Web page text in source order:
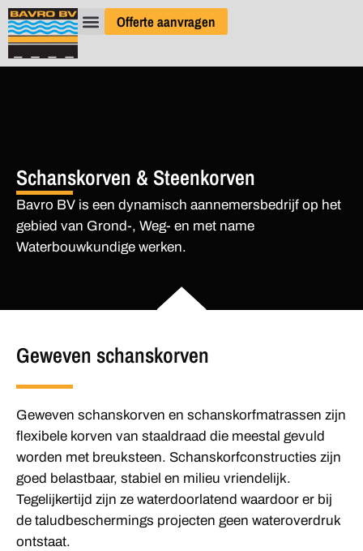
Offerte aanvragen
Schanskorven & Steenkorven
Bavro BV is een dynamisch aannemersbedrijf op het
gebied van Grond-, Weg- en met name
Waterbouwkundige werken.
Geweven schanskorven
Geweven schanskorven en schanskorfmatrassen zijn
flexibele korven van staaldraad die meestal gevuld
worden met breuksteen. Schanskorfconstructies zijn
goed belastbaar, stabiel en milieu vriendelijk.
Tegelijkertijd zijn ze waterdoorlatend waardoor er bij
de taludbeschermings projecten geen wateroverdruk
ontstaat.